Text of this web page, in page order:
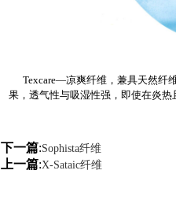
Texcare—凉爽纤维，兼具天然纤
果，透气性与吸湿性强，即使在炎热
下一篇:Sophista纤维
上一篇:X-Sataic纤维